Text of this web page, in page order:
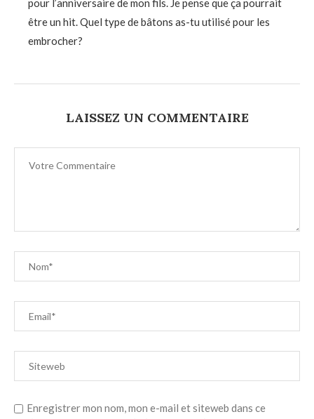
pour l’anniversaire de mon fils. Je pense que ça pourrait
être un hit. Quel type de bâtons as-tu utilisé pour les
embrocher?
LAISSEZ UN COMMENTAIRE
Enregistrer mon nom, mon e-mail et siteweb dans ce